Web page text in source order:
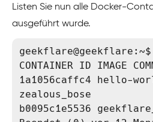
Listen Sie nun alle Docker-
ausgeführt wurde.
CONTAINER ID IMAGE
1a1056caffc4 hello-
zealous_bose
b0095c1e5536